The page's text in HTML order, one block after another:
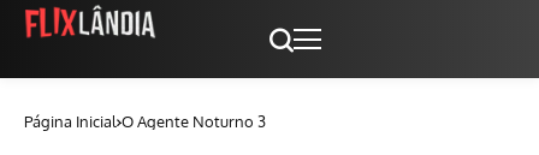
Página Inicial O Agente Noturno 3